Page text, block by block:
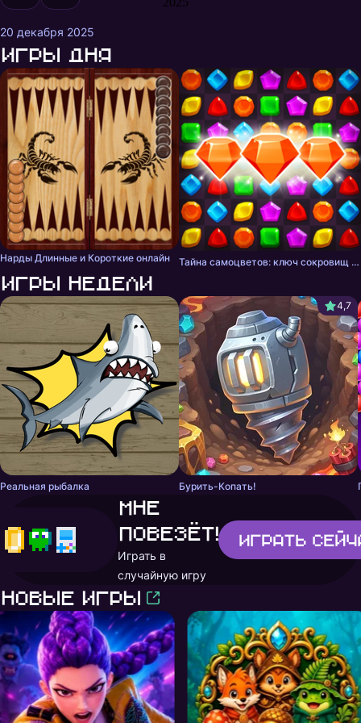
20 декабря 2025
Игры дня
Нарды Длинные и Короткие онлайн Тайна самоцветов: ключ сокровищ - три в ряд
Игры недели
Реальная рыбалка
4,7
Бурить-Копать!
Мне
повезёт!
Играть в
случайную игру
Играть
Новые игры